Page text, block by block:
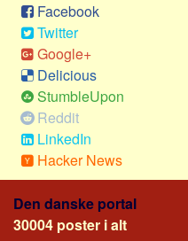
Jura og regler
Skatter og afgifter
Statistik
Praktisk
Alle
Meta
Dokumenttyper
Emner
Facebook
Twitter
Google+
Delicious
StumbleUpon
Reddit
LinkedIn
Hacker News
Den danske portal
30004 poster i alt